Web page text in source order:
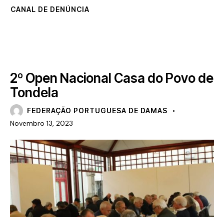
CANAL DE DENÚNCIA
2º Open Nacional Casa do Povo de
Tondela
FEDERAÇÃO PORTUGUESA DE DAMAS
Novembro 13, 2023